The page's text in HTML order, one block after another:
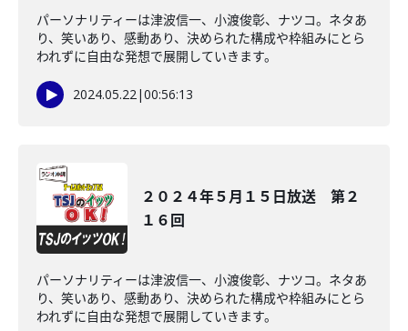
パーソナリティーは津波信一、小渡俊彰、ナツコ。ネタあ
り、笑いあり、感動あり、決められた構成や枠組みにとら
われずに自由な発想で展開していきます。
2024.05.22|00:56:13
２０２４年５月１５日放送 第２
１６回
パーソナリティーは津波信一、小渡俊彰、ナツコ。ネタあ
り、笑いあり、感動あり、決められた構成や枠組みにとら
われずに自由な発想で展開していきます。